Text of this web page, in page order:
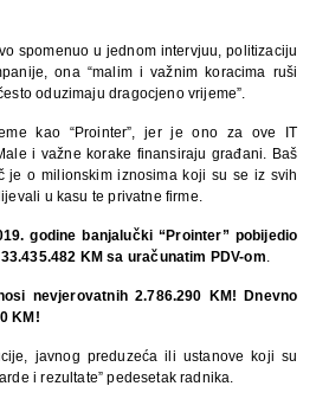
spomenuo u jednom intervjuu, politizaciju
ona “malim i važnim koracima ruši
oduzimaju dragocjeno vrijeme”.
kao “Prointer”, jer je ono za ove IT
i važne korake finansiraju građani. Baš
je o milionskim iznosima koji su se iz svih
u kasu te privatne firme.
godine banjalučki “Prointer” pobijedio
KM sa uračunatim PDV-om
nevjerovatnih 2.786.290 KM! Dnevno
KM!
javnog preduzeća ili ustanove koji su
i rezultate” pedesetak radnika.